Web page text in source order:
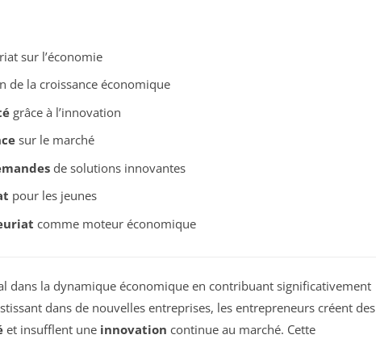
sur l’économie
de la croissance économique
grâce à l’innovation
sur le marché
de solutions innovantes
pour les jeunes
comme moteur économique
dans la dynamique économique en contribuant significativement
dans de nouvelles entreprises, les entrepreneurs créent des
et insufflent une innovation continue au marché. Cette